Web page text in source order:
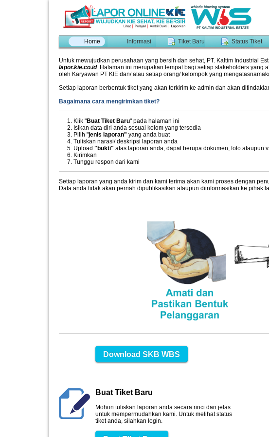
Home Informasi Tiket Baru Status Tiket
Untuk mewujudkan perusahaan yang bersih dan sehat, PT. Kaltim Industrial
lapor.kie.co.id. Halaman ini merupakan tempat bagi setiap stakeholders
oleh Karyawan PT KIE dan/ atau setiap orang/ kelompok yang
Setiap laporan berbentuk tiket yang akan terkirim ke admin dan akan
Bagaimana cara mengirimkan tiket?
Klik "Buat Tiket Baru" pada halaman ini
Isikan data diri anda sesuai kolom yang tersedia
Pilih "jenis laporan" yang anda buat
Tuliskan narasi/ deskripsi laporan anda
Upload "bukti" atas laporan anda, dapat berupa dokumen, foto ataupun
Kirimkan
Tunggu respon dari kami
Setiap laporan yang anda kirim dan kami terima akan kami proses dengan
Data anda tidak akan pernah dipublikasikan ataupun diinformasikan ke pihak
Download SKB WBS
Buat Tiket Baru
Mohon tuliskan laporan anda secara rinci dan jelas
untuk mempermudahkan kami. Untuk melihat status
tiket anda, silahkan login.